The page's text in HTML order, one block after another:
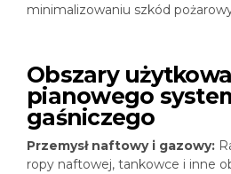
minimalizowaniu szkód
Obszary
pianowego
gaśniczego
Przemysł naftowy i gazowy:
ropy naftowej, tankowce i inne